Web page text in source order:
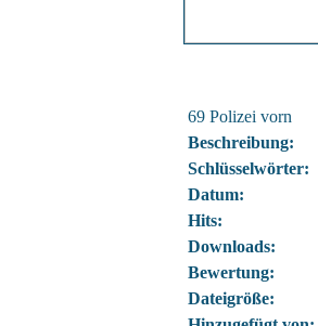
69 Polizei vorn
Beschreibung:
Schlüsselwörter:
Datum:
Hits:
Downloads:
Bewertung:
Dateigröße: